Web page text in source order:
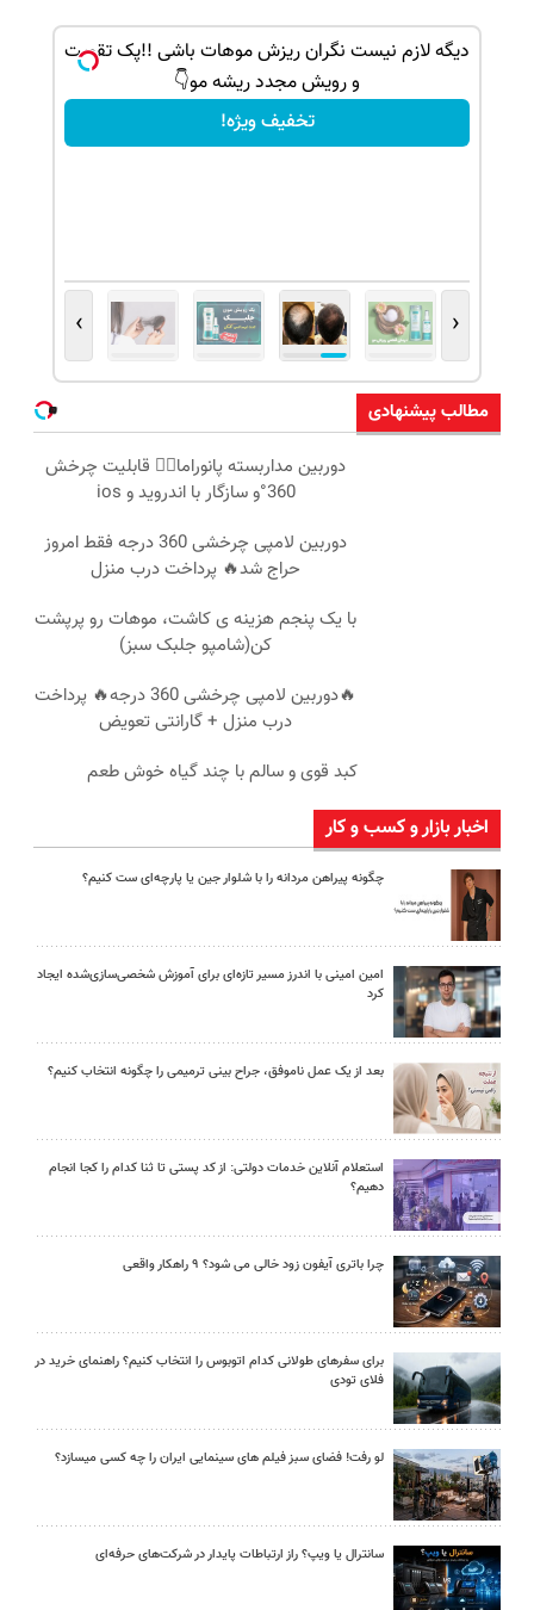
دیگه لازم نیست نگران ریزش موهات باشی !!پک تقویت
و رویش مجدد ریشه مو👇
تخفیف ویژه!
‹
›
مطالب پیشنهادی
دوربین مداربسته پانوراما👈🏻 قابلیت چرخش
360°و سازگار با اندروید و ios
دوربین لامپی چرخشی 360 درجه فقط امروز
حراج شد🔥 پرداخت درب منزل
با یک پنجم هزینه ی کاشت، موهات رو پرپشت
کن(شامپو جلبک سبز)
🔥دوربین لامپی چرخشی 360 درجه🔥 پرداخت
درب منزل + گارانتی تعویض
کبد قوی و سالم با چند گیاه خوش طعم
اخبار بازار و کسب و کار
چگونه پیراهن مردانه را با شلوار جین یا پارچه‌ای ست کنیم؟
امین امینی با اندرز مسیر تازه‌ای برای آموزش شخصی‌سازی‌شده ایجاد
کرد
بعد از یک عمل ناموفق، جراح بینی ترمیمی را چگونه انتخاب کنیم؟
استعلام آنلاین خدمات دولتی: از کد پستی تا ثنا کدام را کجا انجام
دهیم؟
چرا باتری آیفون زود خالی می شود؟ ۹ راهکار واقعی
برای سفرهای طولانی کدام اتوبوس را انتخاب کنیم؟ راهنمای خرید در
فلای تودی
لو رفت! فضای سبز فیلم های سینمایی ایران را چه کسی میسازد؟
سانترال یا ویپ؟ راز ارتباطات پایدار در شرکت‌های حرفه‌ای